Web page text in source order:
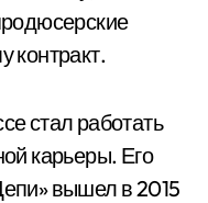
контракт.
стал работать
карьеры. Его
вышел в 2015